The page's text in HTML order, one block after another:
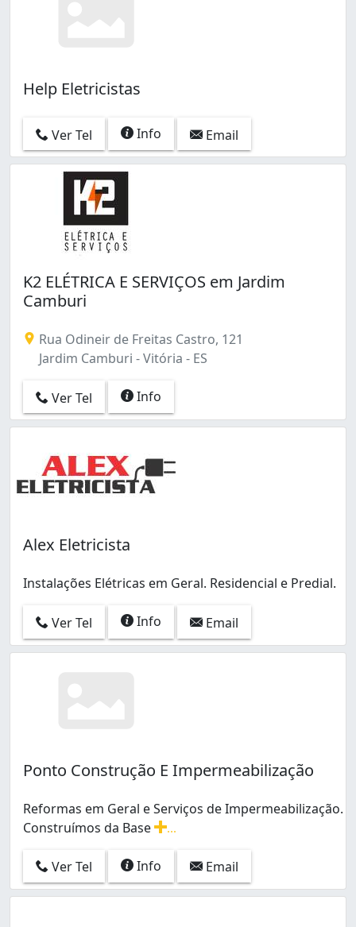
Help Eletricistas
Ver Tel Info Email
K2 ELÉTRICA E SERVIÇOS em Jardim
Camburi
Rua Odineir de Freitas Castro, 121
Jardim Camburi - Vitória - ES
Ver Tel Info
Alex Eletricista
Instalações Elétricas em Geral. Residencial e Predial.
Ver Tel Info Email
Ponto Construção E Impermeabilização
Reformas em Geral e Serviços de Impermeabilização.
Construímos da Base
Ver Tel
Info Email